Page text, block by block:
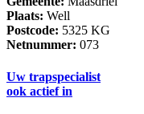
Plaats: Well
Postcode: 5325 KG
Netnummer: 073
Uw trapspecialist
ook actief in